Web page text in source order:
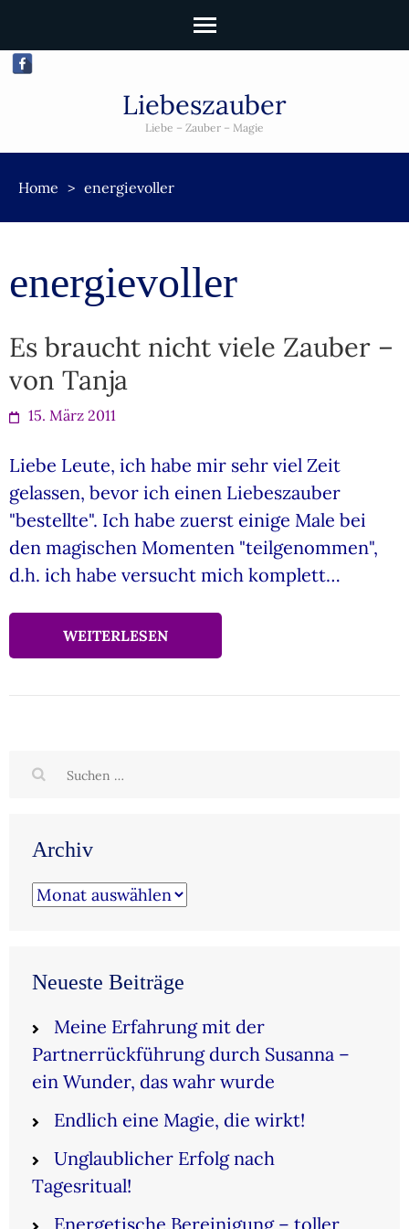
Liebeszauber
Liebe – Zauber – Magie
Home > energievoller
energievoller
Es braucht nicht viele Zauber –
von Tanja
15. März 2011
Liebe Leute, ich habe mir sehr viel Zeit
gelassen, bevor ich einen Liebeszauber
"bestellte". Ich habe zuerst einige Male bei
den magischen Momenten "teilgenommen",
d.h. ich habe versucht mich komplett…
WEITERLESEN
Suchen
Archiv
Archiv
Neueste Beiträge
Meine Erfahrung mit der
Partnerrückführung durch Susanna –
ein Wunder, das wahr wurde
Endlich eine Magie, die wirkt!
Unglaublicher Erfolg nach
Tagesritual!
Energetische Bereinigung – toller